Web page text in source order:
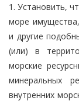
1. Установить,
море имущества,
и другие
(или) в
морские
минеральных
внутренних